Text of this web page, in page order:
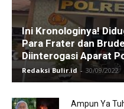
Ini Kronologinya!
Para Frater dan
Diinterogasi Aparat
Redaksi Bulir.id - 30/09/2022
Ampun Ya